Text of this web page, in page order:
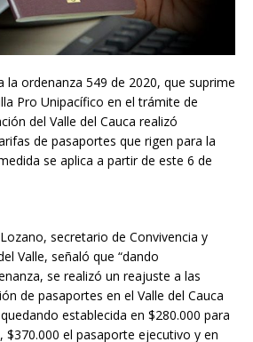
la ordenanza 549 de 2020, que suprime
Pro Unipacífico en el trámite de
del Valle del Cauca realizó
de pasaportes que rigen para la
se aplica a partir de este 6 de
secretario de Convivencia y
Valle, señaló que “dando
se realizó un reajuste a las
de pasaportes en el Valle del Cauca
establecida en $280.000 para
el pasaporte ejecutivo y en